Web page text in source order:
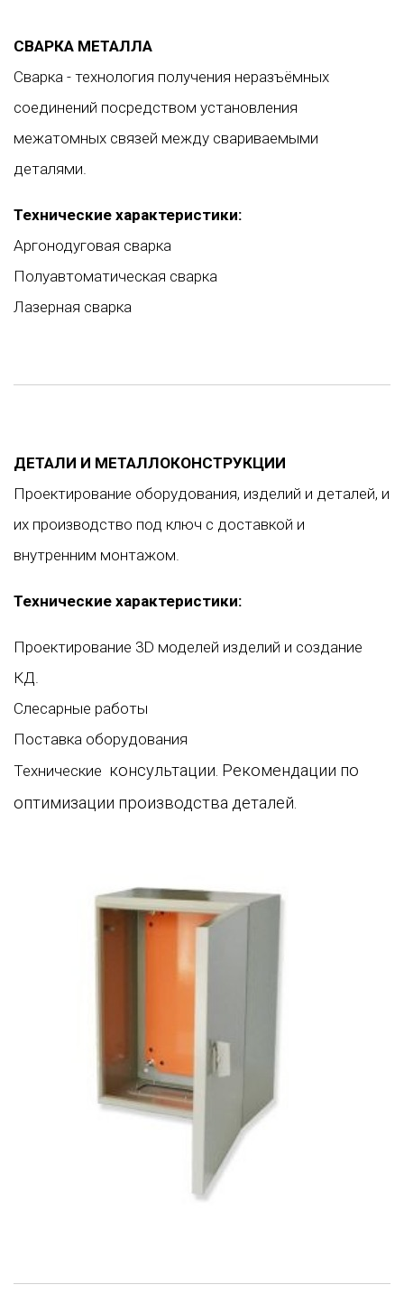
СВАРКА МЕТАЛЛА
Сварка - технология получения неразъёмных
соединений посредством установления
межатомных связей между свариваемыми
деталями.
Технические характеристики:
Аргонодуговая сварка
Полуавтоматическая сварка
Лазерная сварка
ДЕТАЛИ И МЕТАЛЛОКОНСТРУКЦИИ
Проектирование оборудования, изделий и деталей, и
их производство под ключ с доставкой и
внутренним монтажом.
Технические характеристики:
Проектирование 3D моделей изделий и создание
КД.
Слесарные работы
Поставка оборудования
Технические консультации. Рекомендации по
оптимизации производства деталей.